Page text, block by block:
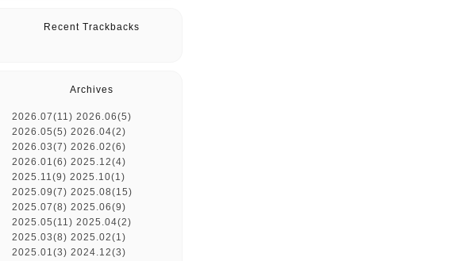
Recent Trackbacks
Archives
2026.07(11) 2026.06(5)
2026.05(5) 2026.04(2)
2026.03(7) 2026.02(6)
2026.01(6) 2025.12(4)
2025.11(9) 2025.10(1)
2025.09(7) 2025.08(15)
2025.07(8) 2025.06(9)
2025.05(11) 2025.04(2)
2025.03(8) 2025.02(1)
2025.01(3) 2024.12(3)